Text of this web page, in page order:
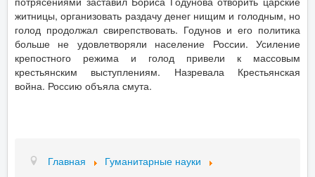
житницы, организовать раздачу денег нищим и голодным, но
голод продолжал свирепствовать. Годунов и его политика
больше не удовлетворяли население России. Усиление
крепостного режима и голод привели к массовым
крестьянским выступлениям. Назревала Крестьянская
война. Россию объяла смута.
Главная Гуманитарные науки